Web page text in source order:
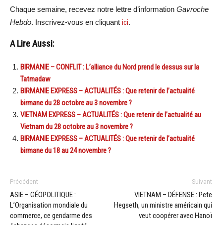
Chaque semaine, recevez notre lettre d’information Gavroche
Hebdo. Inscrivez-vous en cliquant ici.
A Lire Aussi:
BIRMANIE – CONFLIT : L’alliance du Nord prend le dessus sur la
Tatmadaw
BIRMANIE EXPRESS – ACTUALITÉS : Que retenir de l’actualité
birmane du 28 octobre au 3 novembre ?
VIETNAM EXPRESS – ACTUALITÉS : Que retenir de l’actualité au
Vietnam du 28 octobre au 3 novembre ?
BIRMANIE EXPRESS – ACTUALITÉS : Que retenir de l’actualité
birmane du 18 au 24 novembre ?
Précédent
ASIE – GÉOPOLITIQUE :
L’Organisation mondiale du
commerce, ce gendarme des
Suivant
VIETNAM – DÉFENSE : Pete
Hegseth, un ministre américain qui
veut coopérer avec Hanoï